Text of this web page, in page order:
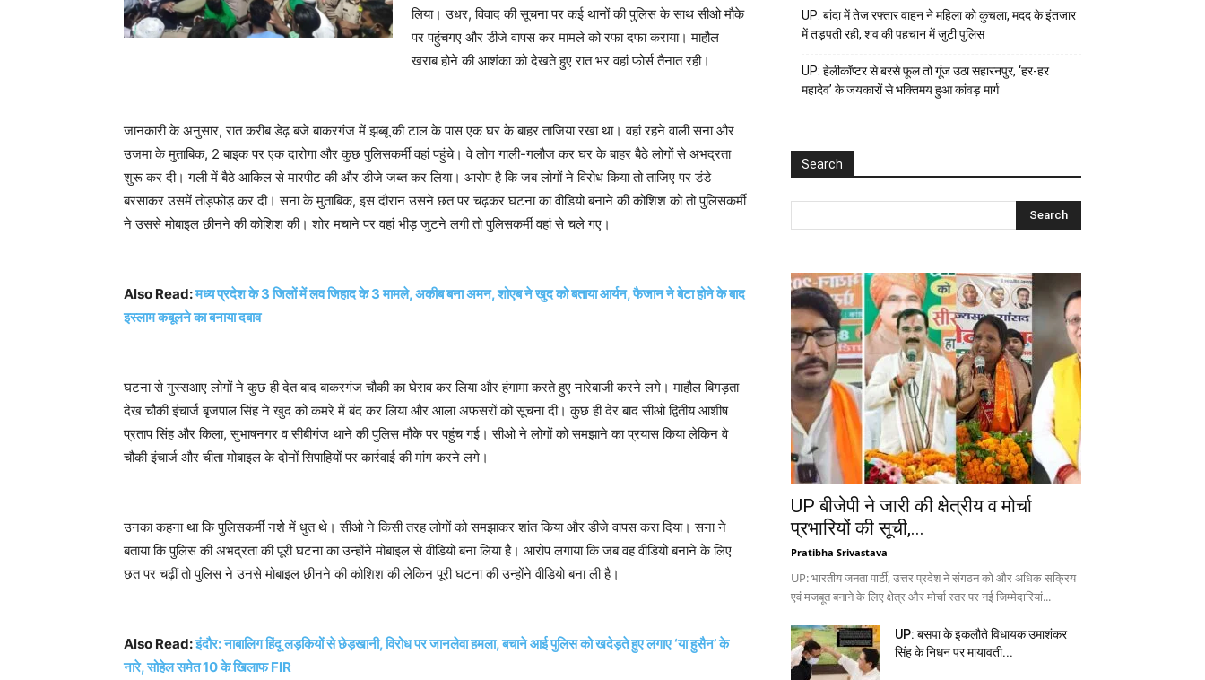
लिया। उधर, विवाद की सूचना पर कई थानों की पुलिस के साथ सीओ मौके
पर पहुंचगए और डीजे वापस कर मामले को रफा दफा कराया। माहौल
खराब होने की आशंका को देखते हुए रात भर वहां फोर्स तैनात रही।
जानकारी के अनुसार, रात करीब डेढ़ बजे बाकरगंज में झब्बू की टाल के पास एक घर के बाहर ताजिया रखा था। वहां रहने वाली सना और
उजमा के मुताबिक, 2 बाइक पर एक दारोगा और कुछ पुलिसकर्मी वहां पहुंचे। वे लोग गाली-गलौज कर घर के बाहर बैठे लोगों से अभद्रता
शुरू कर दी। गली में बैठे आकिल से मारपीट की और डीजे जब्त कर लिया। आरोप है कि जब लोगों ने विरोध किया तो ताजिए पर डंडे
बरसाकर उसमें तोड़फोड़ कर दी। सना के मुताबिक, इस दौरान उसने छत पर चढ़कर घटना का वीडियो बनाने की कोशिश को तो पुलिसकर्मी
ने उससे मोबाइल छीनने की कोशिश की। शोर मचाने पर वहां भीड़ जुटने लगी तो पुलिसकर्मी वहां से चले गए।
Also Read:मध्य प्रदेश के 3 जिलों में लव जिहाद के 3 मामले, अकीब बना अमन, शोएब ने खुद को बताया आर्यन, फैजान ने बेटा होने के बाद
इस्लाम कबूलने का बनाया दबाव
घटना से गुस्सआए लोगों ने कुछ ही देत बाद बाकरगंज चौकी का घेराव कर लिया और हंगामा करते हुए नारेबाजी करने लगे। माहौल बिगड़ता
देख चौकी इंचार्ज बृजपाल सिंह ने खुद को कमरे में बंद कर लिया और आला अफसरों को सूचना दी। कुछ ही देर बाद सीओ द्वितीय आशीष
प्रताप सिंह और किला, सुभाषनगर व सीबीगंज थाने की पुलिस मौके पर पहुंच गई। सीओ ने लोगों को समझाने का प्रयास किया लेकिन वे
चौकी इंचार्ज और चीता मोबाइल के दोनों सिपाहियों पर कार्रवाई की मांग करने लगे।
उनका कहना था कि पुलिसकर्मी नशेे में धुत थे। सीओ ने किसी तरह लोगों को समझाकर शांत किया और डीजे वापस करा दिया। सना ने
बताया कि पुलिस की अभद्रता की पूरी घटना का उन्होंने मोबाइल से वीडियो बना लिया है। आरोप लगाया कि जब वह वीडियो बनाने के लिए
छत पर चढ़ीं तो पुलिस ने उनसे मोबाइल छीनने की कोशिश की लेकिन पूरी घटना की उन्होंने वीडियो बना ली है।
Also Read:इंदौर: नाबालिग हिंदू लड़कियों से छेड़खानी, विरोध पर जानलेवा हमला, बचाने आई पुलिस को खदेड़ते हुए लगाए ‘या हुसैन’ के
नारे, सोहेल समेत 10 के खिलाफ FIR
UP: बांदा में तेज रफ्तार वाहन ने महिला को कुचला, मदद के इंतजार
में तड़पती रही, शव की पहचान में जुटी पुलिस
UP: हेलीकॉप्टर से बरसे फूल तो गूंज उठा सहारनपुर, ‘हर-हर
महादेव’ के जयकारों से भक्तिमय हुआ कांवड़ मार्ग
Search
UP बीजेपी ने जारी की क्षेत्रीय व मोर्चा
प्रभारियों की सूची,...
Pratibha Srivastava
UP: भारतीय जनता पार्टी, उत्तर प्रदेश ने संगठन को और अधिक सक्रिय
एवं मजबूत बनाने के लिए क्षेत्र और मोर्चा स्तर पर नई जिम्मेदारियां...
UP: बसपा के इकलौते विधायक उमाशंकर
सिंह के निधन पर मायावती...